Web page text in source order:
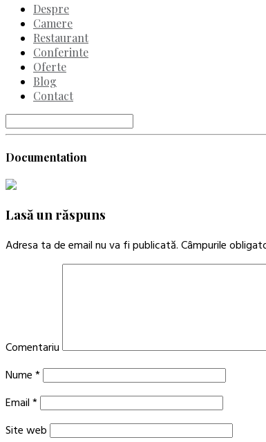
Despre
Camere
Restaurant
Conferinte
Oferte
Blog
Contact
Documentation
Lasă un răspuns
Adresa ta de email nu va fi publicată. Câmpurile
Comentariu
Nume *
Email *
Site web